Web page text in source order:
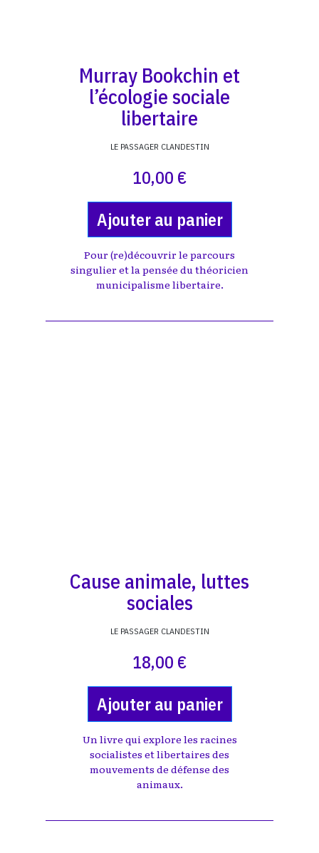
Murray Bookchin et
l’écologie sociale
libertaire
LE PASSAGER CLANDESTIN
10,00 €
Ajouter au panier
Pour (re)découvrir le parcours
singulier et la pensée du théoricien
municipalisme libertaire.
Cause animale, luttes
sociales
LE PASSAGER CLANDESTIN
18,00 €
Ajouter au panier
Un livre qui explore les racines
socialistes et libertaires des
mouvements de défense des
animaux.